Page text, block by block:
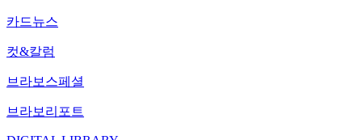
카드뉴스
컷&칼럼
브라보스페셜
브라보리포트